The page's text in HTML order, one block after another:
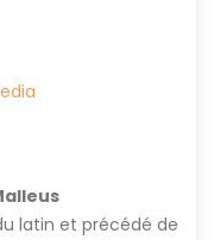
latin et précédé de